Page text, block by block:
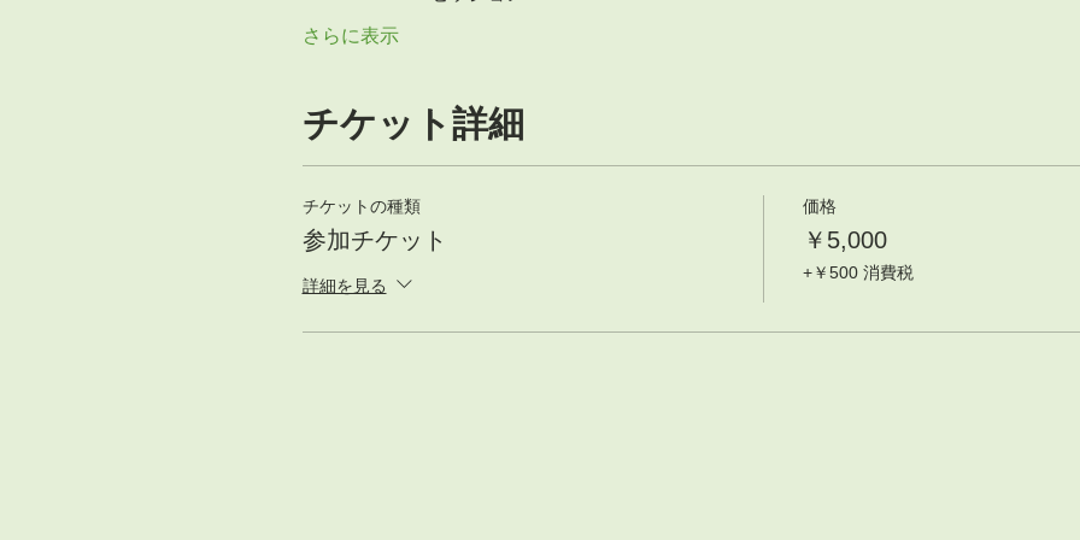
さらに表示
チケット詳細
チケットの種類
参加チケット
詳細を見る
価格
￥5,000
+￥500 消費税